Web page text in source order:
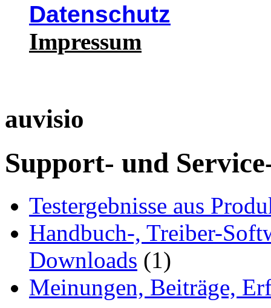
Datenschutz
Impressum
auvisio
Support- und
Testergebnisse aus
Handbuch-, Treiber-
Downloads (1)
Meinungen, Beiträge,